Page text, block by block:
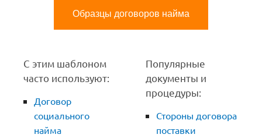
Образцы договоров найма
С этим шаблоном
часто используют:
Договор
социального
найма
Популярные
документы и
процедуры:
Стороны договора
поставки